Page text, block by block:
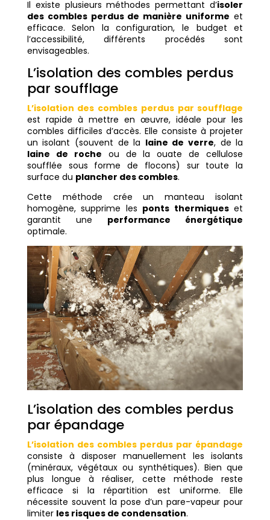
Il existe plusieurs méthodes permettant d’isoler
des combles perdus de manière uniforme et
efficace. Selon la configuration, le budget et
l’accessibilité, différents procédés sont
envisageables.
L’isolation des combles perdus
par soufflage
L’isolation des combles perdus par soufflage
est rapide à mettre en œuvre, idéale pour les
combles difficiles d’accès. Elle consiste à projeter
un isolant (souvent de la laine de verre, de la
laine de roche ou de la ouate de cellulose
soufflée sous forme de flocons) sur toute la
surface du plancher des combles.
Cette méthode crée un manteau isolant
homogène, supprime les ponts thermiqueset
garantit une performance énergétique
optimale.
L’isolation des combles perdus
par épandage
L’isolation des combles perdus par épandage
consiste à disposer manuellement les isolants
(minéraux, végétaux ou synthétiques). Bien que
plus longue à réaliser, cette méthode reste
efficace si la répartition est uniforme. Elle
nécessite souvent la pose d’un pare-vapeur pour
limiter les risques de condensation.